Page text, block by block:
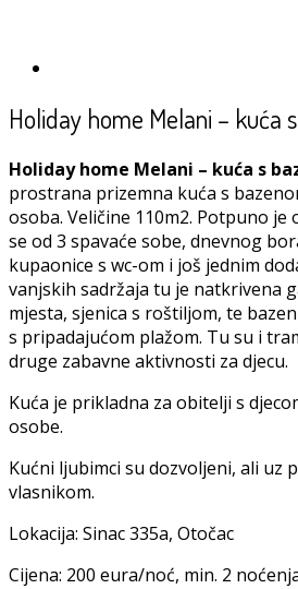
Holiday home Melani – kuća
Holiday home Melani – kuća s
prostrana prizemna kuća s
osoba. Veličine 110m2. Potpuno je
se od 3 spavaće sobe, dnevnog
kupaonice s wc-om i još jednim
vanjskih sadržaja tu je natkrivena
mjesta, sjenica s roštiljom, te
s pripadajućom plažom. Tu su i
druge zabavne aktivnosti za djecu.
Kuća je prikladna za obitelji s
osobe.
Kućni ljubimci su dozvoljeni, ali uz
vlasnikom.
Lokacija: Sinac 335a, Otočac
Cijena: 200 eura/noć, min. 2